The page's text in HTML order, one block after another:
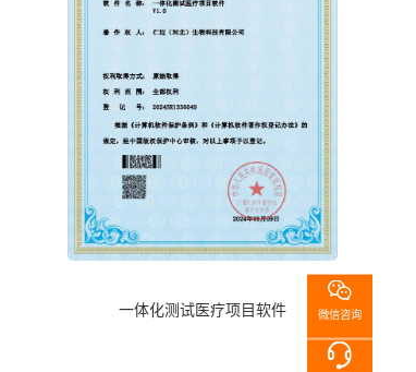
一体化测试医疗项目软件 微信咨询